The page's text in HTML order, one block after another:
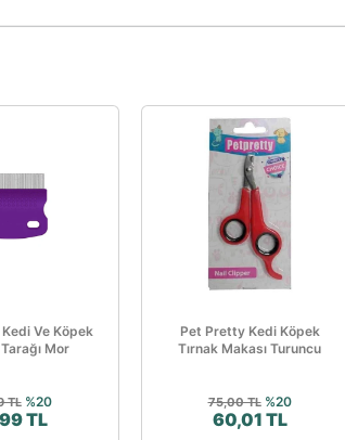
Ve Köpek
Mor
TL %20
TL
Pet Pretty Kedi Köpek
Tırnak Makası Turuncu
75,00 TL %20
60,01 TL